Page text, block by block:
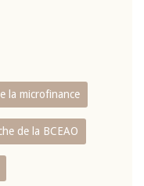
la microfinance
de la BCEAO